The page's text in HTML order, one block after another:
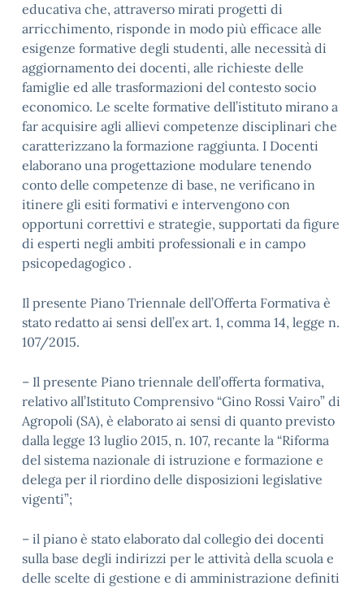
educativa che, attraverso mirati progetti di
arricchimento, risponde in modo più efficace alle
esigenze formative degli studenti, alle necessità di
aggiornamento dei docenti, alle richieste delle
famiglie ed alle trasformazioni del contesto socio
economico. Le scelte formative dell’istituto mirano a
far acquisire agli allievi competenze disciplinari che
caratterizzano la formazione raggiunta. I Docenti
elaborano una progettazione modulare tenendo
conto delle competenze di base, ne verificano in
itinere gli esiti formativi e intervengono con
opportuni correttivi e strategie, supportati da figure
di esperti negli ambiti professionali e in campo
psicopedagogico .
Il presente Piano Triennale dell’Offerta Formativa è
stato redatto ai sensi dell’ex art. 1, comma 14, legge n.
107/2015.
– Il presente Piano triennale dell’offerta formativa,
relativo all’Istituto Comprensivo “Gino Rossi Vairo” di
Agropoli (SA), è elaborato ai sensi di quanto previsto
dalla legge 13 luglio 2015, n. 107, recante la “Riforma
del sistema nazionale di istruzione e formazione e
delega per il riordino delle disposizioni legislative
vigenti”;
– il piano è stato elaborato dal collegio dei docenti
sulla base degli indirizzi per le attività della scuola e
delle scelte di gestione e di amministrazione definiti